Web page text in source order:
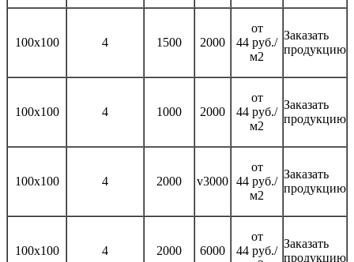
100х100 4 1500 2000
от
44 руб./
м2
Заказать
продукцию
100х100 4 1000 2000
от
44 руб./
м2
Заказать
продукцию
100х100 4 2000 v3000
от
44 руб./
м2
Заказать
продукцию
100х100 4 2000 6000
от
44 руб./
Заказать
продукцию